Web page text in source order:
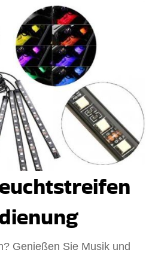
Genießen Sie Musik und